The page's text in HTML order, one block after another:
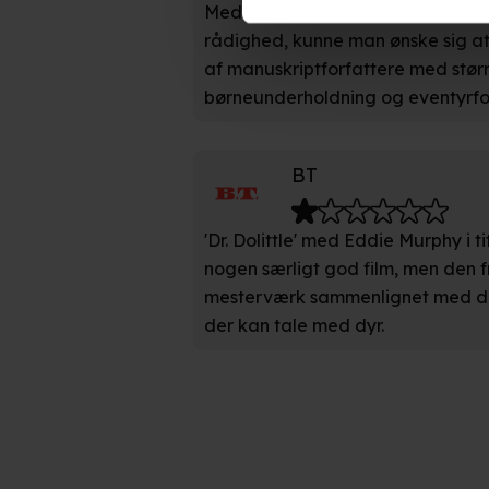
produktudvikling og opnå
Hvis du tillader det, vil vi
Du kan altid trække dit
hele websitet.
Vi bruger egne cookies og
funktionalitet, generere
Med de mange penge, der
rådighed, kunne man ønske sig
af manuskriptforfattere med
børneunderholdning og
BT
'Dr. Dolittle' med Eddie Murphy i
nogen særligt god film, men den
mesterværk sammenlignet med
der kan tale med dyr.